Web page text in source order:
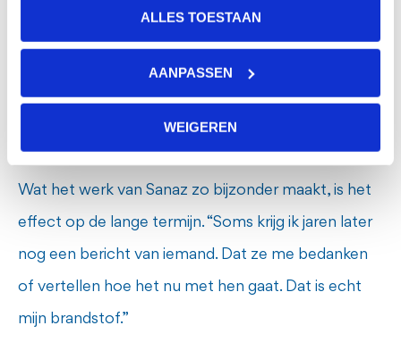
ALLES TOESTAAN
AANPASSEN
WEIGEREN
Jeugd (KFZ Jeugd) verder ontwikkeld tot een
methode die ook op andere plekken gebruikt kan
Hoop en beweging
Wat het werk van Sanaz zo bijzonder maakt, is het
effect op de lange termijn. “Soms krijg ik jaren later
nog een bericht van iemand. Dat ze me bedanken
of vertellen hoe het nu met hen gaat. Dat is echt
mijn brandstof.”